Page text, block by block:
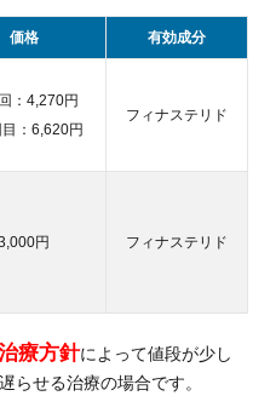
価格 有効成分
：4,270円
目：6,620円
フィナステリド
円
フィナステリド
療方針によって値段が少し
らせる治療の場合です。